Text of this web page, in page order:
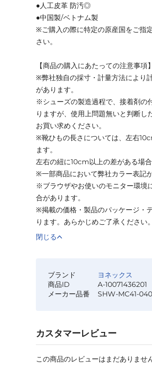
●人工皮革 防汚◎
●中国製/ベトナム製
※ご購入の際に特定の原産国をご指
さい。
【商品の購入にあたっての注意事項】
※弊社独自の採寸・計量方法により
があります。
※シューズの製造過程で、接着剤の
りますが、使用上問題無いと判断し
お買い求めください。
※靴ひもの長さについては、左右
ます。
左右の紐に10cm以上の差がある場
※一部商品において弊社カラー表記
※ブラウザやお使いのモニター環境
合があります。
※掲載の価格・製品のパッケージ・
ります。あらかじめご了承ください。
閉じる
ブランド
ヨネックス
商品ID
A-10071436201
メーカー品番
SHW-MC41-040
カスタマーレビュー
この商品のレビューはまだありません